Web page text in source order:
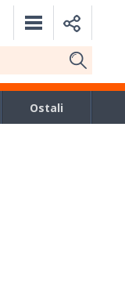
Ostali